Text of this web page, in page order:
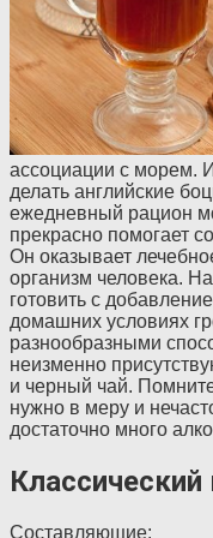
ассоциации с морем. И
делать английские
ежедневный рацион
прекрасно помогает
Он оказывает
организм человека.
готовить с
домашних условиях
разнообразными
неизменно
и черный чай.
нужно в меру и
достаточно много
Классический
Составляющие: